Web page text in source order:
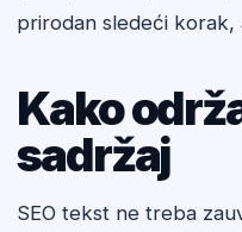
prirodan sledeći korak,
Kako
sadržaj
SEO tekst ne treba